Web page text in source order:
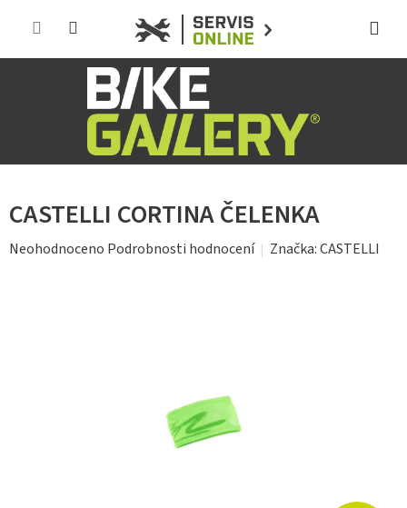
CASTELLI CORTINA ČELENKA
Průměrné
Neohodnoceno Podrobnosti hodnocení Značka:CASTELLI